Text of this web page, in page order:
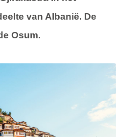
van Albanië. De
Osum.